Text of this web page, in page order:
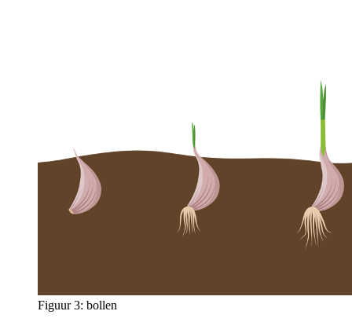
Figuur 3: bollen